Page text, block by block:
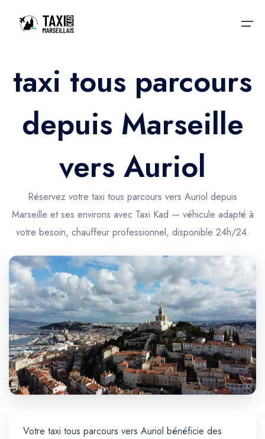
Accueil
Nos services
Nos services
Trajet Gare SNCF
Trajet Port croisière
Trajet Séminaire
Trajet Santé
Trajet Longue Distance
Taxis aéroport
Réservation
Actualités & évènements
Contactez-nous
taxi tous parcours
depuis Marseille
vers Auriol
Réservez votre taxi tous parcours vers Auriol depuis
Marseille et ses environs avec Taxi Kad — véhicule adapté à
votre besoin, chauffeur professionnel, disponible 24h/24.
Votre taxi tous parcours vers Auriol bénéficie des